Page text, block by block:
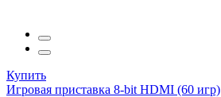
Купить
Игровая приставка 8-bit HDMI (60 игр)